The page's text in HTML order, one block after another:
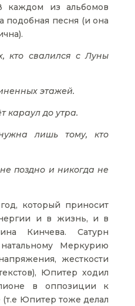
каждом из альбомов
подобная песня (и она
кто свалился с Луны
этажей.
караул до утра.
лишь тому, кто
поздно и никогда не
который приносит
и в жизнь, и в
Кинчева. Сатурн
Меркурию
жесткости
Юпитер ходил
в оппозиции к
Юпитер тоже делал